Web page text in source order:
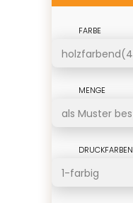
FARBE
MENGE
DRUCKFARBEN